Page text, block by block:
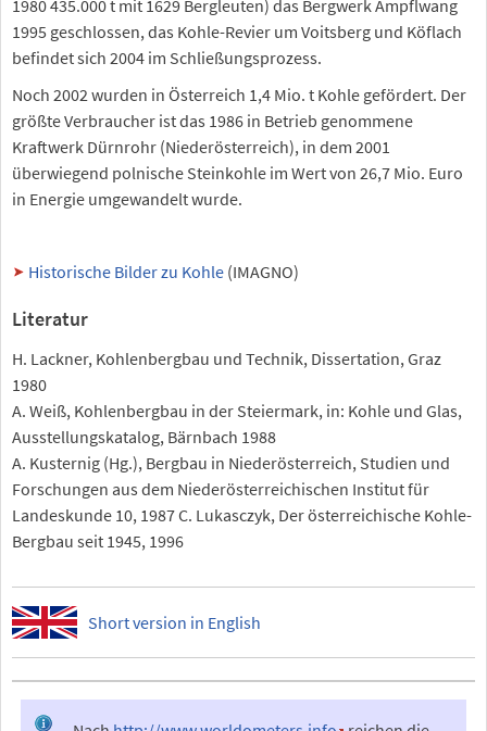
1980 435.000 t mit 1629 Bergleuten) das Bergwerk Ampflwang
1995 geschlossen, das Kohle-Revier um Voitsberg und Köflach
befindet sich 2004 im Schließungsprozess.
Noch 2002 wurden in Österreich 1,4 Mio. t Kohle gefördert. Der
größte Verbraucher ist das 1986 in Betrieb genommene
Kraftwerk Dürnrohr (Niederösterreich), in dem 2001
überwiegend polnische Steinkohle im Wert von 26,7 Mio. Euro
in Energie umgewandelt wurde.
Historische Bilder zu Kohle (IMAGNO)
Literatur
H. Lackner, Kohlenbergbau und Technik, Dissertation, Graz
1980
A. Weiß, Kohlenbergbau in der Steiermark, in: Kohle und Glas,
Ausstellungskatalog, Bärnbach 1988
A. Kusternig (Hg.), Bergbau in Niederösterreich, Studien und
Forschungen aus dem Niederösterreichischen Institut für
Landeskunde 10, 1987 C. Lukasczyk, Der österreichische Kohle-
Bergbau seit 1945, 1996
Short version in English